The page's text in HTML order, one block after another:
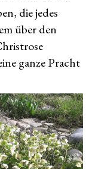
die jedes
über den
ganze Pracht